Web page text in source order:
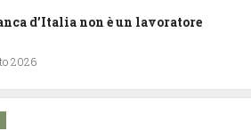
d’Italia non è un lavoratore
2026